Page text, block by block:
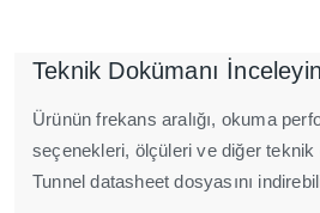
Teknik Dokümanı İnceleyin
Ürünün frekans aralığı, okuma
seçenekleri, ölçüleri ve diğer teknik
Tunnel datasheet dosyasını